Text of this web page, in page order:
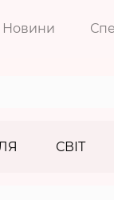
Новини
СВІТ